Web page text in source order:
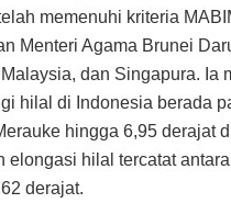
memenuhi kriteria
Menteri Agama Brunei
Malaysia, dan Singapura. Ia
hilal di Indonesia berada
hingga 6,95 derajat
elongasi hilal tercatat
derajat.